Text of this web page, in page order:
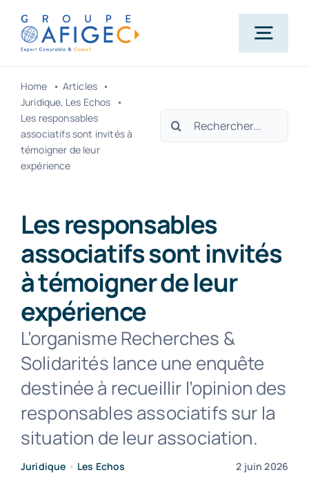
Passer
contenu
Qui-sommes-nous ?
Actualités
Carrière
Contact
Home
Articles
Juridique Les Echos
Les responsables
associatifs sont invités à
témoigner de leur
expérience
Rechercher:
Les responsables
associatifs sont invités
à témoigner de leur
expérience
L’organisme Recherches &
Solidarités lance une enquête
destinée à recueillir l’opinion des
responsables associatifs sur la
situation de leur association.
Juridique • Les Echos 2 juin 2026